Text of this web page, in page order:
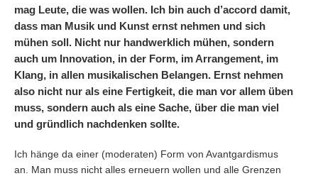
mag Leute, die was wollen. Ich bin auch d’accord damit,
dass man Musik und Kunst ernst nehmen und sich
mühen soll. Nicht nur handwerklich mühen, sondern
auch um Innovation, in der Form, im Arrangement, im
Klang, in allen musikalischen Belangen. Ernst nehmen
also nicht nur als eine Fertigkeit, die man vor allem üben
muss, sondern auch als eine Sache, über die man viel
und gründlich nachdenken sollte.
Ich hänge da einer (moderaten) Form von Avantgardismus
an. Man muss nicht alles erneuern wollen und alle Grenzen